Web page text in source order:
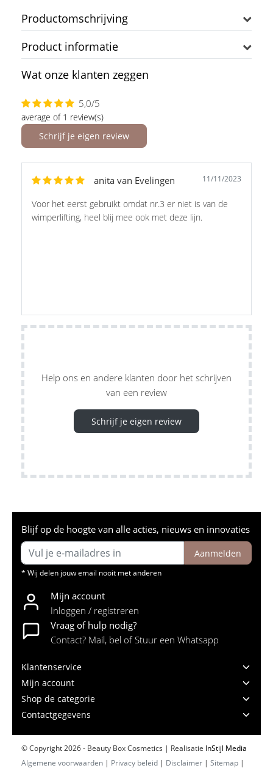
Productomschrijving
Product informatie
Wat onze klanten zeggen
5,0/5
average of 1 review(s)
Schrijf je eigen review
anita van Evelingen 11/11/2023
Voor het eerst gebruikt omdat nr.3 er niet is van de
wimperlifting, heel blij mee ook met deze lijn.
Help ons en andere klanten door het schrijven
van een review
Schrijf je eigen review
Blijf op de hoogte van alle acties, nieuws en innovaties
Aanmelden
* Wij delen jouw email nooit met anderen
Mijn account
Inloggen / registreren
Vraag of hulp nodig?
Contact? Mail, bel of Stuur een Whatsapp
Klantenservice
Mijn account
Shop de categorie
Contactgegevens
© Copyright 2026 - Beauty Box Cosmetics | Realisatie InStijl Media
Algemene voorwaarden | Privacy beleid | Disclaimer | Sitemap |